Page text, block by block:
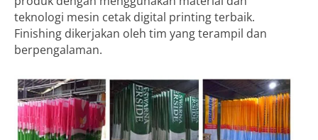
teknologi mesin cetak digital printing terbaik.
Finishing dikerjakan oleh tim yang terampil dan
berpengalaman.